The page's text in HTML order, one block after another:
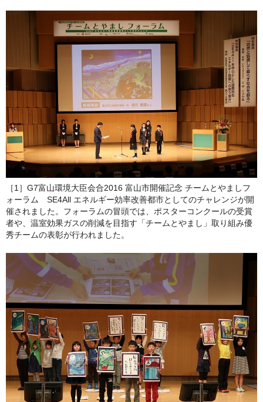
［1］G7富山環境大臣会合2016 富山市開催記念 チームとやましフ
ォーラム SE4All エネルギー効率改善都市としてのチャレンジが開
催されました。フォーラムの冒頭では、ポスターコンクールの受賞
者や、温室効果ガスの削減を目指す「チームとやまし」取り組み優
秀チームの表彰が行われました。